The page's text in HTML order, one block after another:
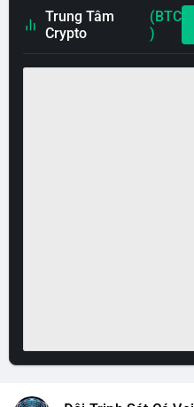
Trung Tâm
Crypto
(BTC
)